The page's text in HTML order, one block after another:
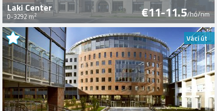
Laki Center
0-3292 m2 €11-11.5/hó/nm
Váci út